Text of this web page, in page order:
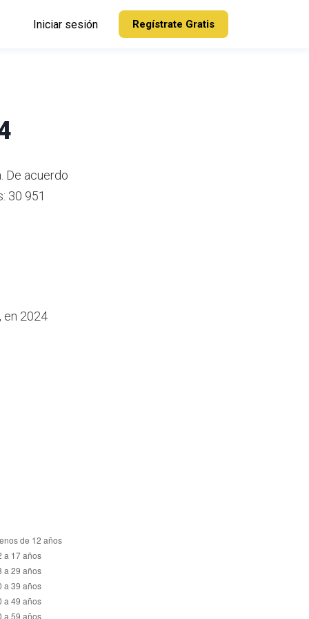
Iniciar sesión Regístrate Gratis
De acuerdo
30 951
en 2024